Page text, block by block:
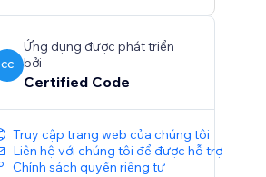
CC
Ứng dụng được phát triển
bởi
Certified Code
Truy cập trang web của chúng tôi
Liên hệ với chúng tôi để được hỗ trợ
Chính sách quyền riêng tư